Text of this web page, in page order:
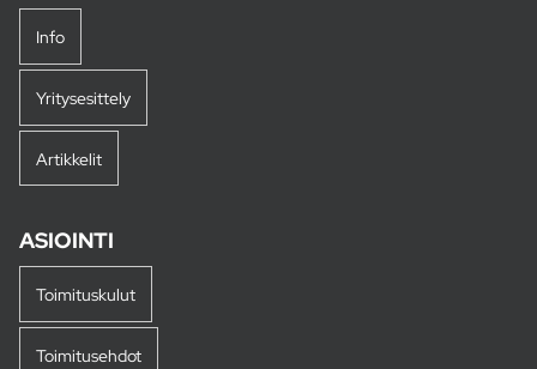
Info
Yritysesittely
Artikkelit
ASIOINTI
Toimituskulut
Toimitusehdot